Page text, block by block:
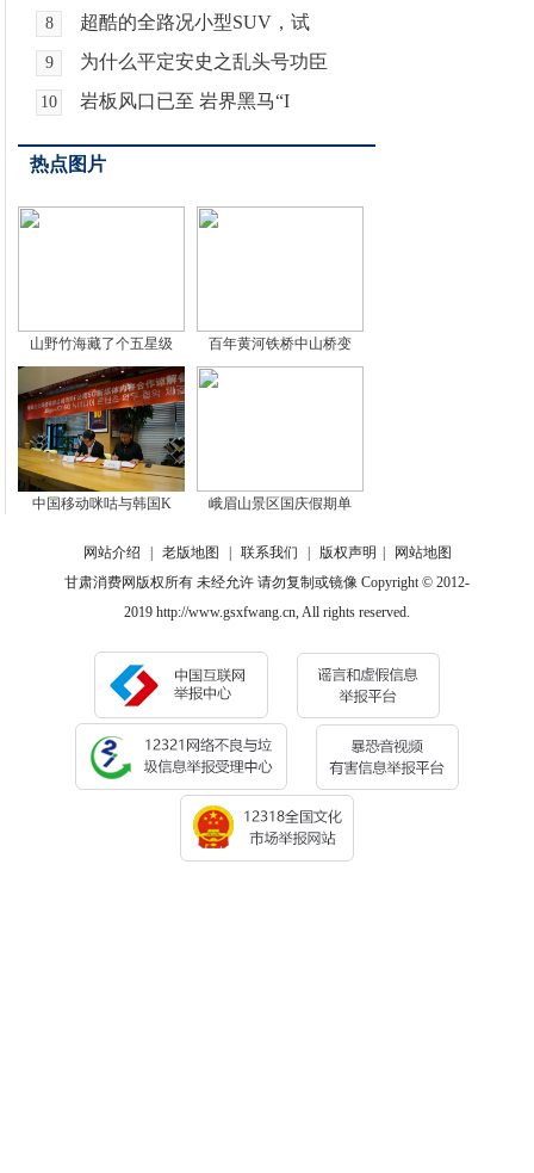
8 超酷的全路况小型SUV，试
9 为什么平定安史之乱头号功臣
10 岩板风口已至 岩界黑马“I
热点图片
山野竹海藏了个五星级 百年黄河铁桥中山桥变
中国移动咪咕与韩国K 峨眉山景区国庆假期单
网站介绍 老版地图 联系我们 版权声明
网站地图
甘肃消费网版权所有 未经允许 请勿复制或镜像 Copyright © 2012-
2019 http://www.gsxfwang.cn, All rights reserved.